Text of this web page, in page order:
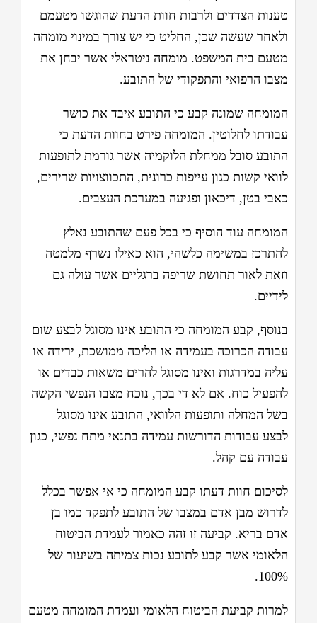
טענות הצדדים ולרבות חוות הדעת שהוגשו מטעמם
ולאחר שעשה שכן, החליט כי יש צורך במינוי מומחה
מטעם בית המשפט. מומחה ניטראלי אשר יבחן את
מצבו הרפואי והתפקודי של התובע.
המומחה שמונה קבע כי התובע איבד את כושר
עבודתו לחלוטין. המומחה פירט בחוות הדעת כי
התובע סובל ממחלת הלוקמיה אשר גורמת לתופעות
לוואי קשות כגון עייפות כרונית, התכווצויות שרירים,
כאבי בטן, דיכאון ופגיעה במערכת העצבים.
המומחה עוד הוסיף כי בכל פעם שהתובע נאלץ
להתרכז במשימה כלשהי, הוא כאילו נשרף מלמטה
וזאת לאור תחושת שריפה ברגליים אשר עולה גם
לידיים.
בנוסף, קבע המומחה כי התובע אינו מסוגל לבצע שום
עבודה הכרוכה בעמידה או הליכה ממושכת, ירידה או
עליה במדרגות ואינו מסוגל להרים משאות כבדים או
להפעיל כוח. אם לא די בכך, נוכח מצבו הנפשי הקשה
בשל המחלה ותופעות הלוואי, התובע אינו מסוגל
לבצע עבודות הדורשות עמידה בתנאי מתח נפשי, כגון
עבודה עם קהל.
לסיכום חוות דעתו קבע המומחה כי אי אפשר בכלל
לדרוש מבן אדם במצבו של התובע לתפקד כמו בן
אדם בריא. קביעה זו זהה כאמור לעמדת הביטוח
הלאומי אשר קבע לתובע נכות צמיתה בשיעור של
100%.
למרות קביעת הביטוח הלאומי ועמדת המומחה מטעם